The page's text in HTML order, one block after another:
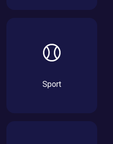
Sport